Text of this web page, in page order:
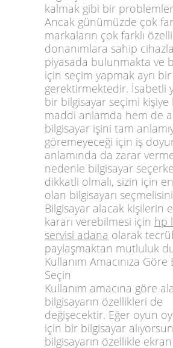
kalmak gibi bir
Ancak günümüzde çok
markaların çok farklı
donanımlara sahip
piyasada bulunmakta ve
için seçim yapmak ayrı
gerektirmektedir. İsabetli
bir bilgisayar seçimi kişiye
maddi anlamda hem de
bilgisayar işini tam
göremeyeceği için iş
anlamında da zarar
nedenle bilgisayar
dikkatli olmalı, sizin için
olan bilgisayarı
Bilgisayar alacak kişilerin
kararı verebilmesi için hp
servisi adana olarak
paylaşmaktan mutluluk
Kullanım Amacınıza Göre
Seçin
Kullanım amacına göre
bilgisayarın özellikleri de
değişecektir. Eğer oyun
için bir bilgisayar
bilgisayarın özellikle ekran